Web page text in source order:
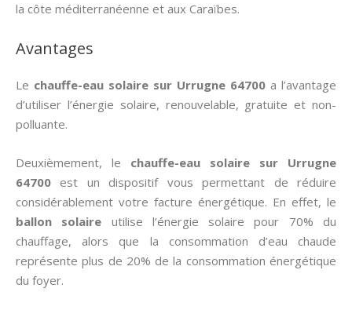
la côte méditerranéenne et aux Caraïbes.
Avantages
Le chauffe-eau solaire sur Urrugne 64700 a l’avantage
d’utiliser l’énergie solaire, renouvelable, gratuite et non-
polluante.
Deuxièmement, le chauffe-eau solaire sur Urrugne
64700 est un dispositif vous permettant de réduire
considérablement votre facture énergétique. En effet, le
ballon solaire utilise l’énergie solaire pour 70% du
chauffage, alors que la consommation d’eau chaude
représente plus de 20% de la consommation énergétique
du foyer.